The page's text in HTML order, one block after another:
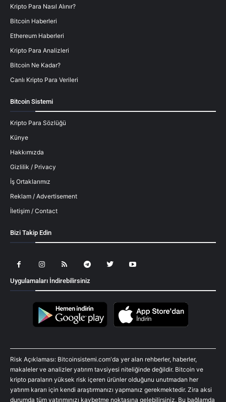
Kripto Para Nasıl Alınır?
Bitcoin Haberleri
Ethereum Haberleri
Kripto Para Analizleri
Bitcoin Ne Kadar?
Canlı Kripto Para Verileri
Bitcoin Sistemi
Kripto Para Sözlüğü
Künye
Hakkımızda
Gizlilik / Privacy
İş Ortaklarımız
Reklam / Advertisement
İletişim / Contact
Bizi Takip Edin
Uygulamaları İndirebilirsiniz
Risk Açıklaması: Bitcoinsistemi.com'da yer alan rehberler, haberler,
makaleler ve analizler yatırım tavsiyesi niteliğinde değildir. Bitcoin ve
kripto paraların yüksek risk içeren ürünler olduğunu unutmadan her
yatırım kararı için kendi araştırmanızı yapmanız gerekmektedir. Zira aksi
durumda tüm yatırımınızı kaybetme noktasına gelebilirsiniz. Bu bağlamda